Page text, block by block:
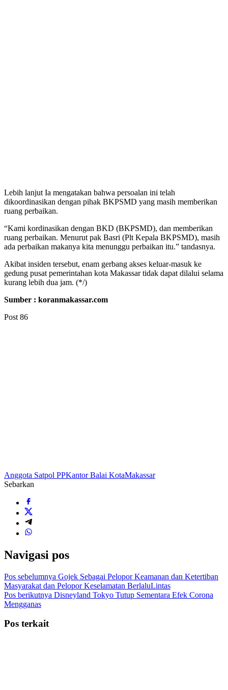
Lebih lanjut Ia mengatakan bahwa persoalan ini telah
dikoordinasikan dengan pihak BKPSMD yang masih memberikan
ruang perbaikan.
“Kami kordinasikan dengan BKD (BKPSMD), dan memberikan
ruang perbaikan. Menurut pak Basri (Plt Kepala BKPSMD), masih
ada perbaikan makanya kita menunggu perbaikan itu.” tandasnya.
Akibat insiden tersebut, enam gerbang akses keluar-masuk ke
gedung pusat pemerintahan kota Makassar tidak dapat dilalui selama
kurang lebih dua jam. (*/)
Sumber : koranmakassar.com
Post 86
Anggota Satpol PPKantor Balai KotaMakassar
Sebarkan
Navigasi pos
Pos sebelumnya Gojek Sebagai Pelopor Keamanan dan Ketertiban
Masyarakat dan Pelopor Keselamatan BerlaluLintas
Pos berikutnya Disneyland Tokyo Tutup Sementara Efek Corona
Mengganas
Pos terkait